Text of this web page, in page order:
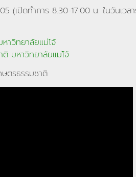
เปิดทำการ 8.30-17.00 น. ในวันเวลา
าวิทยาลัยแม่โจ้
มหาวิทยาลัยแม่โจ้
ตรธรรมชาติ